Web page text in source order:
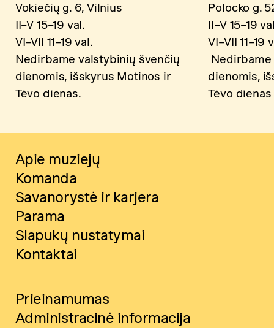
Vokiečių g. 6, Vilnius
II–V 15–19 val.
VI–VII 11–19 val.
Nedirbame valstybinių švenčių
dienomis, išskyrus Motinos ir
Tėvo dienas.
Polocko g.
II–V 15–19
VI–VII 11–19
dienomis,
Tėvo dienas
Apie muziejų
Komanda
Savanorystė ir karjera
Parama
Slapukų nustatymai
Kontaktai
Prieinamumas
Administracinė informacija